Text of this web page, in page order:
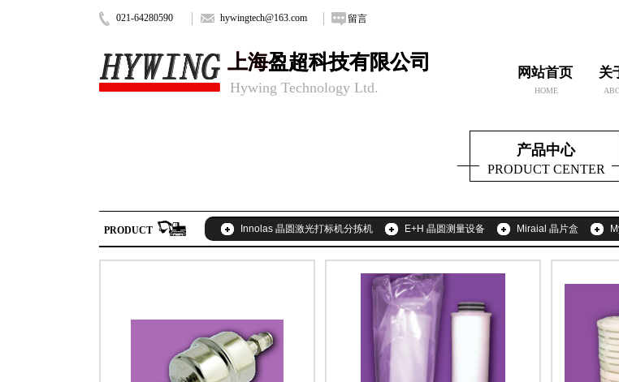
hywingtech@163.com
021-64280590 留言
上海盈超科技有限公司
上海盈超科技有限公司 网站首页 关
Hywing Technology Ltd. HOME
产品中心
PRODUCT CENTER
Innolas 晶圆激光打标机分拣机 E+H 晶圆测量设备 Miraial 晶片盒
PRODUCT